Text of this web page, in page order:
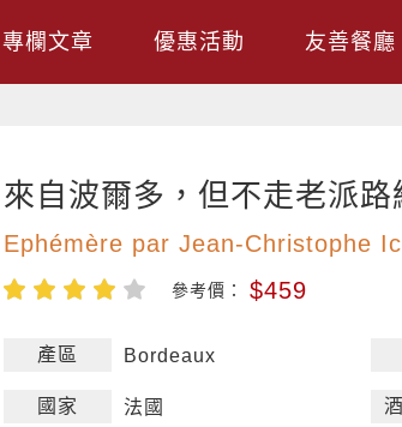
專欄文章 優惠活動 友善餐廳
來自波爾多，但不走老派路
Ephémère par Jean-Christophe
參考價： $459
產區 Bordeaux
國家 法國